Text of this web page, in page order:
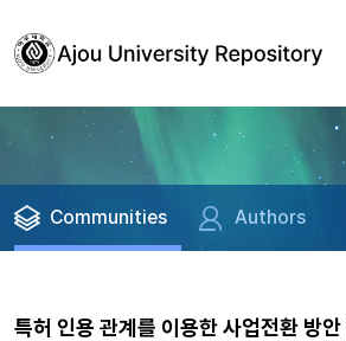
Communities Authors
특허 인용 관계를 이용한 사업전환 방안